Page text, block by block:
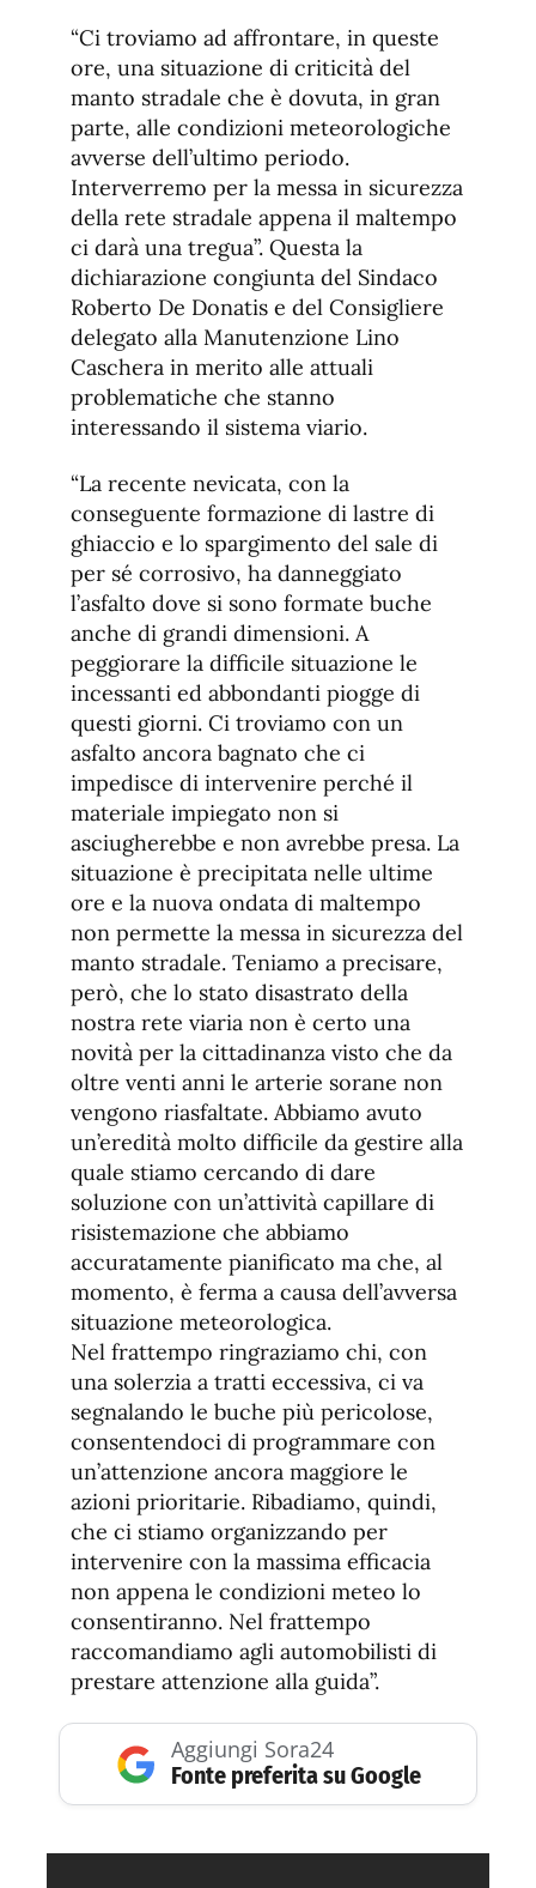
de
fuente
de
fuente.
“Ci troviamo ad affrontare, in queste
ore, una situazione di criticità del
manto stradale che è dovuta, in gran
parte, alle condizioni meteorologiche
avverse dell’ultimo periodo.
Interverremo per la messa in sicurezza
della rete stradale appena il maltempo
ci darà una tregua”. Questa la
dichiarazione congiunta del Sindaco
Roberto De Donatis e del Consigliere
delegato alla Manutenzione Lino
Caschera in merito alle attuali
problematiche che stanno
interessando il sistema viario.
“La recente nevicata, con la
conseguente formazione di lastre di
ghiaccio e lo spargimento del sale di
per sé corrosivo, ha danneggiato
l’asfalto dove si sono formate buche
anche di grandi dimensioni. A
peggiorare la difficile situazione le
incessanti ed abbondanti piogge di
questi giorni. Ci troviamo con un
asfalto ancora bagnato che ci
impedisce di intervenire perché il
materiale impiegato non si
asciugherebbe e non avrebbe presa. La
situazione è precipitata nelle ultime
ore e la nuova ondata di maltempo
non permette la messa in sicurezza del
manto stradale. Teniamo a precisare,
però, che lo stato disastrato della
nostra rete viaria non è certo una
novità per la cittadinanza visto che da
oltre venti anni le arterie sorane non
vengono riasfaltate. Abbiamo avuto
un’eredità molto difficile da gestire alla
quale stiamo cercando di dare
soluzione con un’attività capillare di
risistemazione che abbiamo
accuratamente pianificato ma che, al
momento, è ferma a causa dell’avversa
situazione meteorologica.
Nel frattempo ringraziamo chi, con
una solerzia a tratti eccessiva, ci va
segnalando le buche più pericolose,
consentendoci di programmare con
un’attenzione ancora maggiore le
azioni prioritarie. Ribadiamo, quindi,
che ci stiamo organizzando per
intervenire con la massima efficacia
non appena le condizioni meteo lo
consentiranno. Nel frattempo
raccomandiamo agli automobilisti di
prestare attenzione alla guida”.
Aggiungi Sora24
Fonte preferita su Google